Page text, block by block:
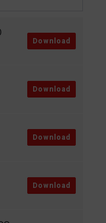
Download
Download
Download
Download